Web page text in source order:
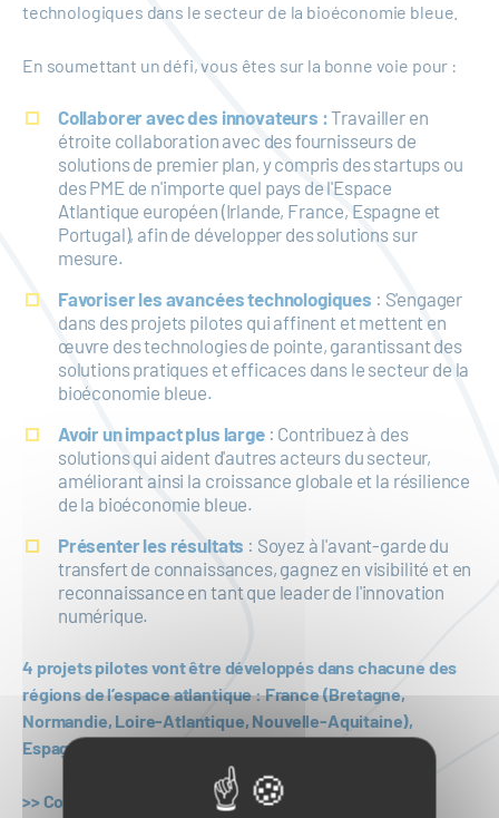
technologiques dans le secteur de la bioéconomie bleue.
En soumettant un défi, vous êtes sur la bonne voie pour :
Collaborer avec des innovateurs :Travailler en
étroite collaboration avec des fournisseurs de
solutions de premier plan, y compris des startups ou
des PME de n'importe quel pays de l'Espace
Atlantique européen (Irlande, France, Espagne et
Portugal), afin de développer des solutions sur
mesure.
Favoriser les avancées technologiques : S'engager
dans des projets pilotes qui affinent et mettent en
œuvre des technologies de pointe, garantissant des
solutions pratiques et efficaces dans le secteur de la
bioéconomie bleue.
Avoir un impact plus large: Contribuez à des
solutions qui aident d'autres acteurs du secteur,
améliorant ainsi la croissance globale et la résilience
de la bioéconomie bleue.
Présenter les résultats : Soyez à l'avant-garde du
transfert de connaissances, gagnez en visibilité et en
reconnaissance en tant que leader de l'innovation
numérique.
4 projets pilotes vont être développés dans chacune des
régions de l’espace atlantique : France (Bretagne,
Normandie, Loire-Atlantique, Nouvelle-Aquitaine),
Espagne, Portugal et Irlande
>> Contact